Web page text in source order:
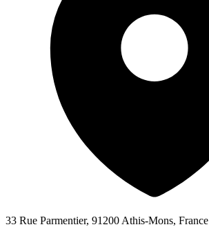
33 Rue Parmentier, 91200 Athis-Mons, France